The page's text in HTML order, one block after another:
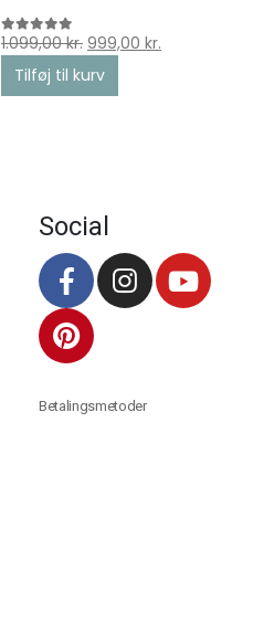
0ud af 5
1.099,00kr. 999,00 kr.
Tilføj til kurv
Social
Betalingsmetoder